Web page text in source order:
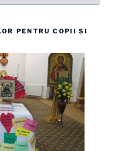
PENTRU COPII ȘI